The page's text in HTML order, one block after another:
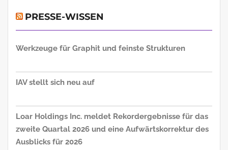
PRESSE-WISSEN
Werkzeuge für Graphit und feinste Strukturen
IAV stellt sich neu auf
Loar Holdings Inc. meldet Rekordergebnisse für das
zweite Quartal 2026 und eine Aufwärtskorrektur des
Ausblicks für 2026